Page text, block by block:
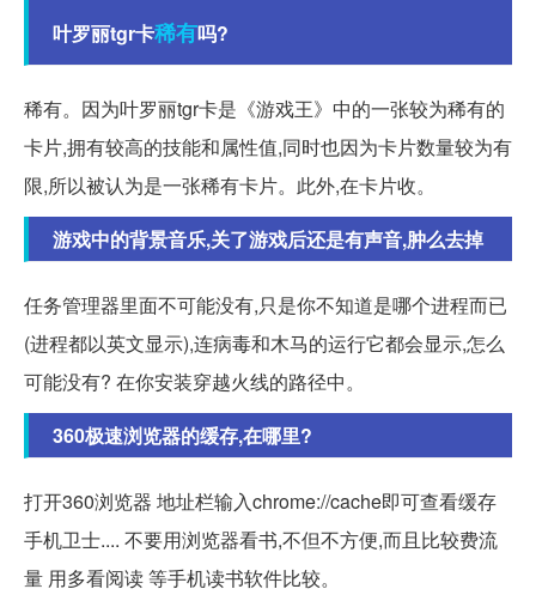
叶罗丽tgr卡稀有吗?
稀有。因为叶罗丽tgr卡是《游戏王》中的一张较为稀有的
卡片,拥有较高的技能和属性值,同时也因为卡片数量较为有
限,所以被认为是一张稀有卡片。此外,在卡片收。
游戏中的背景音乐,关了游戏后还是有声音,肿么去掉
任务管理器里面不可能没有,只是你不知道是哪个进程而已
(进程都以英文显示),连病毒和木马的运行它都会显示,怎么
可能没有? 在你安装穿越火线的路径中。
360极速浏览器的缓存,在哪里?
打开360浏览器 地址栏输入chrome://cache即可查看缓存
手机卫士.... 不要用浏览器看书,不但不方便,而且比较费流
量 用多看阅读 等手机读书软件比较。